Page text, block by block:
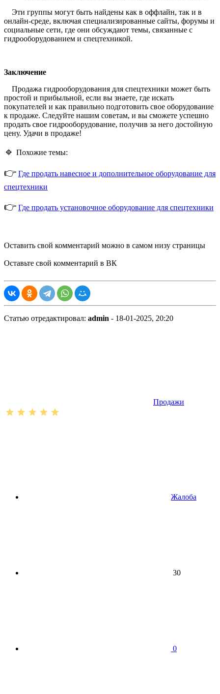
Эти группы могут быть найдены как в оффлайн, так и в
онлайн-среде, включая специализированные сайты, форумы и
социальные сети, где они обсуждают темы, связанные с
гидрооборудованием и спецтехникой.
Заключение
Продажа гидрооборудования для спецтехники может быть
простой и прибыльной, если вы знаете, где искать
покупателей и как правильно подготовить свое оборудование
к продаже. Следуйте нашим советам, и вы сможете успешно
продать свое гидрооборудование, получив за него достойную
цену. Удачи в продаже!
🔹 Похожие темы:
👉 Где продать навесное и дополнительное оборудование для
спецтехники
👉 Где продать установочное оборудование для спецтехники
Оставить свой комментарий можно в самом низу страницы
Оставьте свой комментарий в ВК
Статью отредактировал: admin - 18-01-2025, 20:20
Продажи
Жалоба
30
0